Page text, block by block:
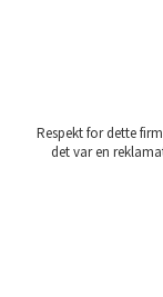
Respekt for dette
det var en